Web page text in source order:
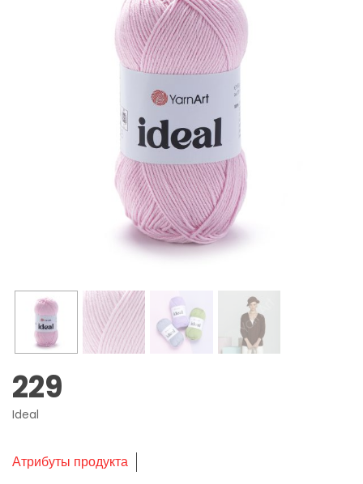
229
Ideal
Атрибуты продукта